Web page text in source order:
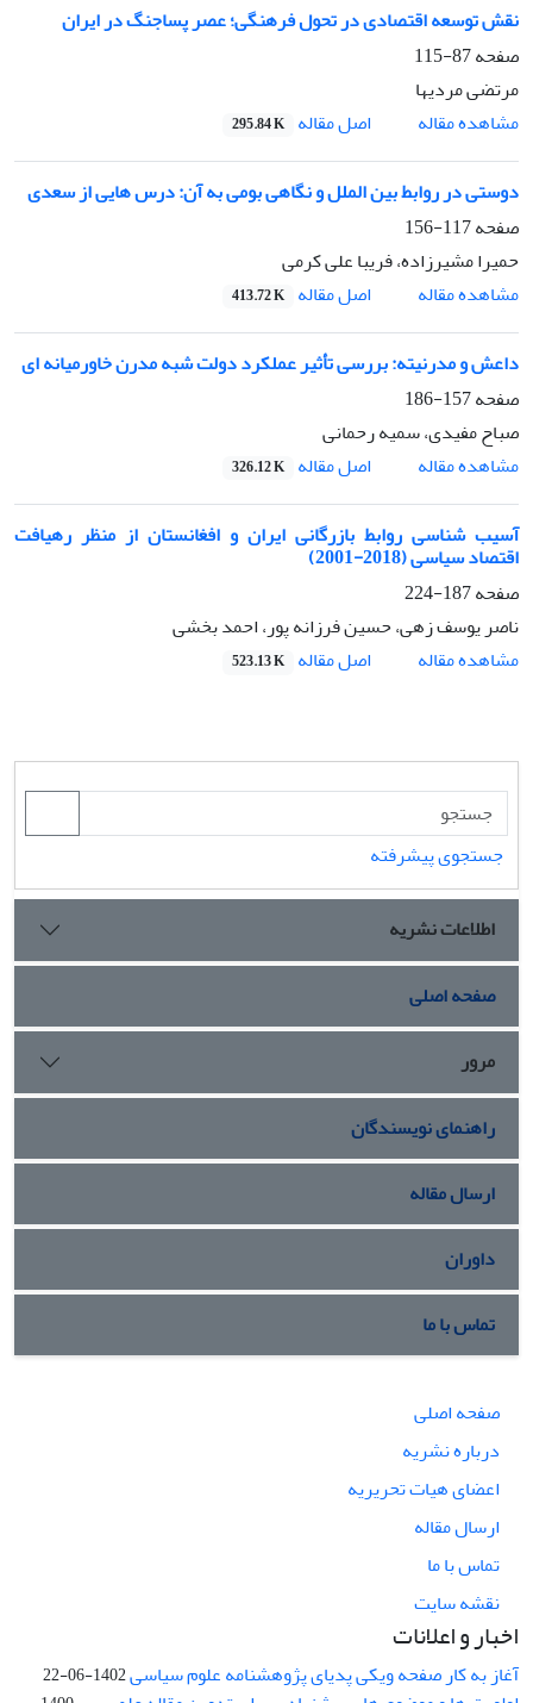
نقش توسعه اقتصادی در تحول فرهنگی؛ عصر پساجنگ در ایران
صفحه87-115
مرتضی مردیها
مشاهده مقاله
اصل مقاله 295.84 K
دوستی در روابط بین الملل و نگاهی بومی به آن: درس هایی از سعدی
صفحه117-156
حمیرا مشیرزاده، فریبا علی کرمی
مشاهده مقاله
اصل مقاله 413.72 K
داعش و مدرنیته: بررسی تأثیر عملکرد دولت شبه مدرن خاورمیانه ای
صفحه157-186
صباح مفیدی، سمیه رحمانی
مشاهده مقاله
اصل مقاله 326.12 K
آسیب شناسی روابط بازرگانی ایران و افغانستان از منظر رهیافت
اقتصاد سیاسی (2018-2001)
صفحه187-224
ناصر یوسف زهی، حسین فرزانه پور، احمد بخشی
مشاهده مقاله
اصل مقاله 523.13 K
جستجوی پیشرفته
اطلاعات نشریه
صفحه اصلی
مرور
راهنمای نویسندگان
ارسال مقاله
داوران
تماس با ما
صفحه اصلی
درباره نشریه
اعضای هیات تحریریه
ارسال مقاله
تماس با ما
نقشه سایت
اخبار و اعلانات
آغاز به کار صفحه ویکی پدیای پژوهشنامه علوم سیاسی1402-06-22